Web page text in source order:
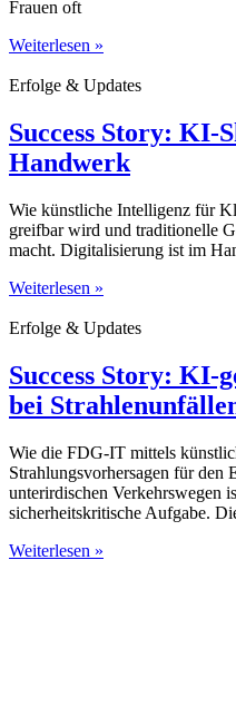
Frauen oft
Weiterlesen »
Erfolge & Updates
Success Story: KI-
Handwerk
Wie künstliche Intelligenz für
greifbar wird und traditionelle
macht. Digitalisierung ist im
Weiterlesen »
Erfolge & Updates
Success Story: KI-
bei
Wie die FDG-IT mittels
Strahlungsvorhersagen für den
unterirdischen Verkehrswegen
sicherheitskritische Aufgabe.
Weiterlesen »